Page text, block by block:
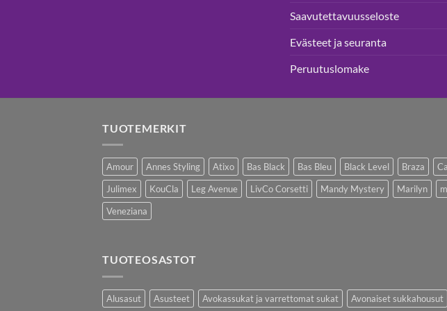
Saavutettavuusseloste
Evästeet ja seuranta
Peruutuslomake
TUOTEMERKIT
Amour Annes Styling Atixo Bas Black Bas Bleu Black Level Braza
Julimex
KouCla Leg Avenue LivCo Corsetti Mandy Mystery Marilyn
Veneziana
TUOTEOSASTOT
Alusasut Asusteet Avokassukat ja varrettomat sukat Avonaiset sukkahousut